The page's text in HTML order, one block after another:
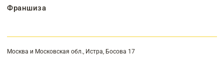
Франшиза
Москва и Московская обл., Истра, Босова 17